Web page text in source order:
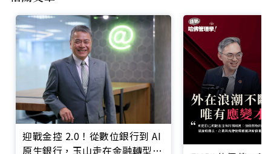
迎戰金控 2.0！從數位銀行到 AI
原生銀行，玉山走在金融轉型最